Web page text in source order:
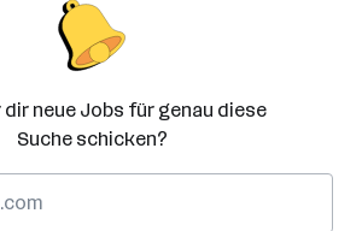
dir neue Jobs für genau diese
Suche schicken?